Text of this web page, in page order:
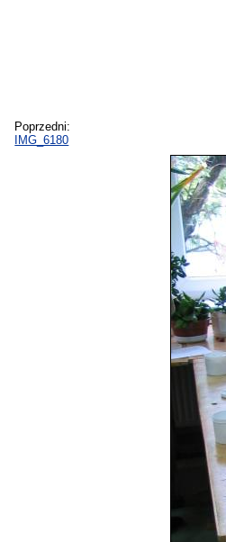
Poprzedni:
IMG_6180